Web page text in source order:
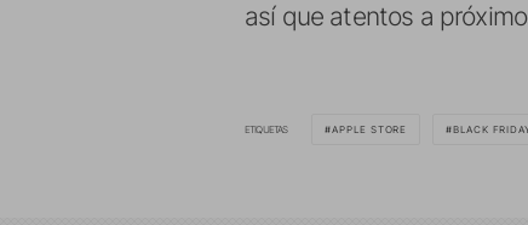
así que atentos a
ETIQUETAS APPLE STORE BLACK